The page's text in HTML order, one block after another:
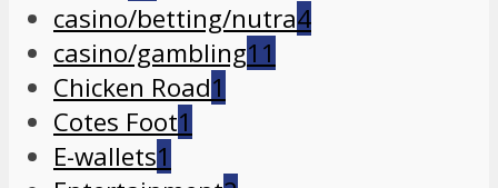
casino/betting/nutra4
casino/gambling11
Chicken Road1
Cotes Foot1
E-wallets1